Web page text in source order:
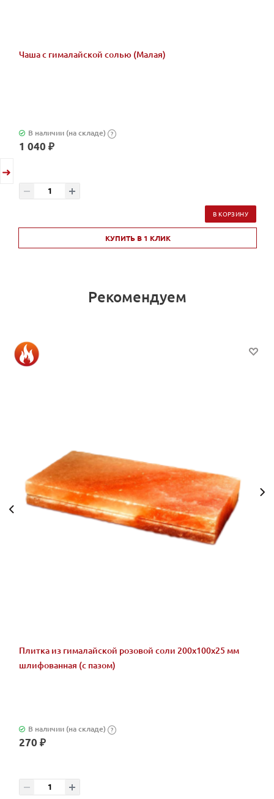
Чаша с гималайской солью (Малая)
В наличии (на складе) ?
1 040 ₽
В КОРЗИНУ
КУПИТЬ В 1 КЛИК
Рекомендуем
Плитка из гималайской розовой соли 200x100x25 мм
шлифованная (с пазом)
В наличии (на складе) ?
270 ₽